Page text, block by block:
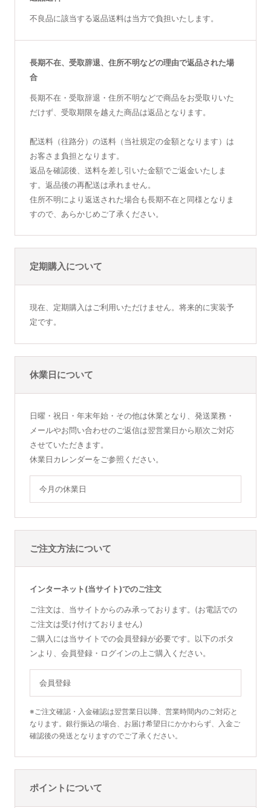
不良品に該当する返品送料は当方で負担いたします。
長期不在、受取辞退、住所不明などの理由で返品された場
合
長期不在・受取辞退・住所不明などで商品をお受取りいた
だけず、受取期限を越えた商品は返品となります。
配送料（往路分）の送料（当社規定の金額となります）は
お客さま負担となります。
返品を確認後、送料を差し引いた金額でご返金いたしま
す。返品後の再配送は承れません。
住所不明により返送された場合も長期不在と同様となりま
すので、あらかじめご了承ください。
定期購入について
現在、定期購入はご利用いただけません。将来的に実装予
定です。
休業日について
日曜・祝日・年末年始・その他は休業となり、発送業務・
メールやお問い合わせのご返信は翌営業日から順次ご対応
させていただきます。
休業日カレンダーをご参照ください。
今月の休業日
ご注文方法について
インターネット(当サイト)でのご注文
ご注文は、当サイトからのみ承っております。(お電話での
ご注文は受け付けておりません)
ご購入には当サイトでの会員登録が必要です。以下のボタ
ンより、会員登録・ログインの上ご購入ください。
会員登録
※ご注文確認・入金確認は翌営業日以降、営業時間内のご対応と
なります。銀行振込の場合、お届け希望日にかかわらず、入金ご
確認後の発送となりますのでご了承ください。
ポイントについて